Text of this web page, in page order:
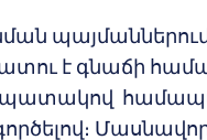
է գնաճի
նպատակով